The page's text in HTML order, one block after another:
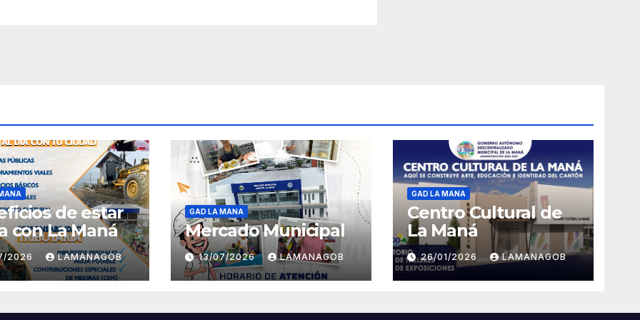
de estar
con La Maná
2026 LAMANAGOB
GAD LA MANA
Mercado Municipal
13/07/2026 LAMANAGOB
GAD LA MANA
Centro Cultural de
La Maná
26/01/2026 LAMANAGOB